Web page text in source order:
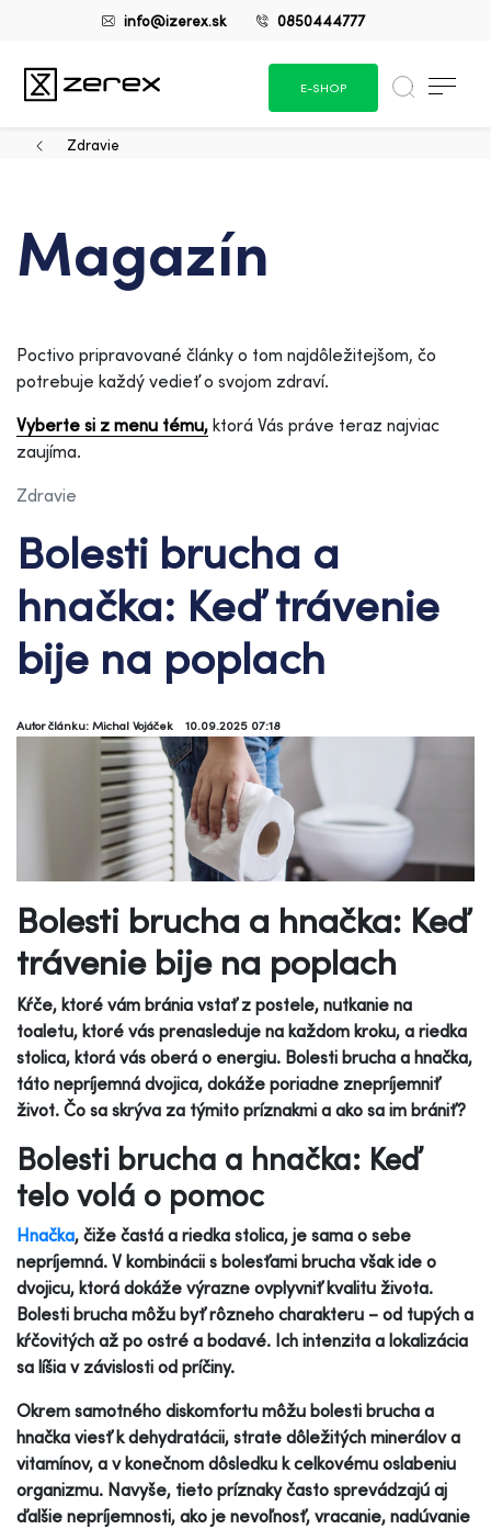
info@izerex.sk 0850444777
E-SHOP
Zdravie
Magazín
Poctivo pripravované články o tom najdôležitejšom, čo
potrebuje každý vedieť o svojom zdraví.
Vyberte si z menu tému, ktorá Vás práve teraz najviac
zaujíma.
Zdravie
Bolesti brucha a
hnačka: Keď trávenie
bije na poplach
Autor článku: Michal Vojáček 10.09.2025 07:18
Bolesti brucha a hnačka: Keď
trávenie bije na poplach
Kŕče, ktoré vám bránia vstať z postele, nutkanie na
toaletu, ktoré vás prenasleduje na každom kroku, a riedka
stolica, ktorá vás oberá o energiu. Bolesti brucha a hnačka,
táto nepríjemná dvojica, dokáže poriadne znepríjemniť
život. Čo sa skrýva za týmito príznakmi a ako sa im brániť?
Bolesti brucha a hnačka: Keď
telo volá o pomoc
Hnačka, čiže častá a riedka stolica, je sama o sebe
nepríjemná. V kombinácii s bolesťami brucha však ide o
dvojicu, ktorá dokáže výrazne ovplyvniť kvalitu života.
Bolesti brucha môžu byť rôzneho charakteru – od tupých a
kŕčovitých až po ostré a bodavé. Ich intenzita a lokalizácia
sa líšia v závislosti od príčiny.
Okrem samotného diskomfortu môžu bolesti brucha a
hnačka viesť k dehydratácii, strate dôležitých minerálov a
vitamínov, a v konečnom dôsledku k celkovému oslabeniu
organizmu. Navyše, tieto príznaky často sprevádzajú aj
ďalšie nepríjemnosti, ako je nevoľnosť, vracanie, nadúvanie